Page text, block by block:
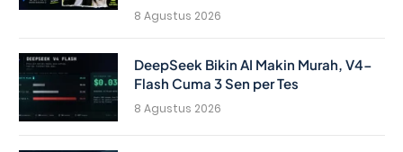
8 Agustus 2026
DeepSeek Bikin AI Makin Murah, V4-
Flash Cuma 3 Sen per Tes
8 Agustus 2026